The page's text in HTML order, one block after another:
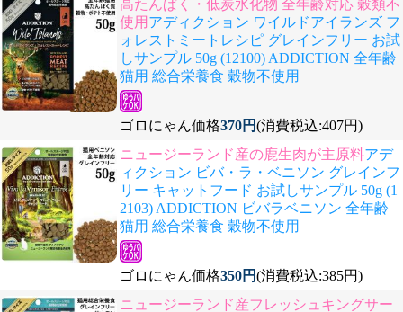
高たんぱく・低炭水化物 全年齢対応 穀類不
使用 アディクション ワイルドアイランズ フ
ォレストミートレシピ グレインフリー お試
しサンプル 50g (12100) ADDICTION 全年齢
猫用 総合栄養食 穀物不使用
ゴロにゃん価格370円(消費税込:407円)
ニュージーランド産の鹿生肉が主原料アデ
ィクション ビバ・ラ・ベニソン グレインフ
リー キャットフード お試しサンプル 50g (1
2103) ADDICTION ビバラベニソン 全年齢
猫用 総合栄養食 穀物不使用
ゴロにゃん価格350円(消費税込:385円)
ニュージーランド産フレッシュキングサー